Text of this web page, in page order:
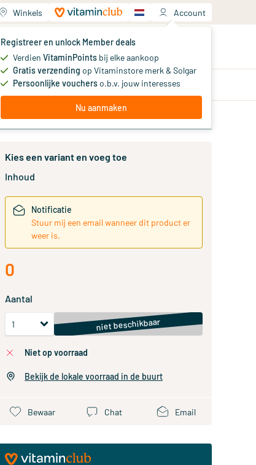
Winkels Account
Registreer en unlock Member deals
Verdien VitaminPoints bij elke aankoop
Gratis verzending op Vitaminstore merk & Solgar
Persoonlijke voucherso.b.v. jouw interesses
Nu aanmaken
Jouw winkelwagen
Je hebt nog geen producten
Aanbiedingen Memberdeals
Kies een variant en voeg toe
Inhoud
Notificatie
Stuur mij een email wanneer dit product er
weer is.
0
Aantal
niet beschikbaar
niet op voorraad
Bekijk de lokale voorraad in de buurt
Bewaar Chat Email